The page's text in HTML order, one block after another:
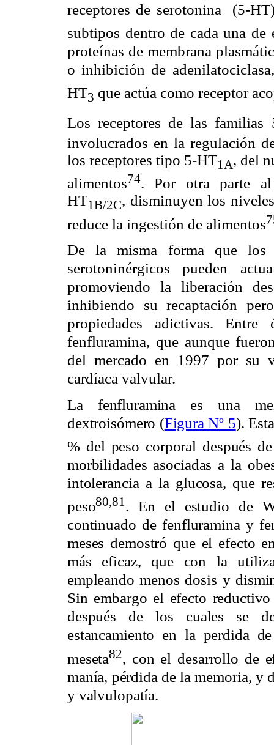
receptores de serotonina
(5-
subtipos dentro de cada una de
proteínas de membrana
o inhibición de
HT3 que actúa como receptor
Los receptores de las familias
involucrados en la regulación
los receptores tipo 5-HT1 A, del
alimentos74. Por otra parte al
HT1B/2C, disminuyen los
reduce la ingestión de alimentos
De la misma forma que los
serotoninérgicos pueden
promoviendo la liberación
inhibiendo su recaptación
propiedades adictivas. Entre
fenfluramina, que aunque
del mercado en 1997 por su
cardíaca valvular.
La fenfluramina es una
dextroisómero (Figura Nº 5).
% del peso corporal después
morbilidades asociadas a la
intolerancia a la glucosa, que
peso80,81 . En el estudio de
continuado de fenfluramina y
meses demostró que el efecto
más eficaz, que con la
empleando menos dosis y
Sin embargo el efecto
después de los cuales se
estancamiento en la perdida
meseta82, con el desarrollo de
manía, pérdida de la memoria, y
y valvulopatía.